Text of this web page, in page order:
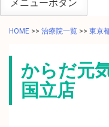
メニューボタン
HOME >> 治療院一覧 >> 東京
からだ元
国立店